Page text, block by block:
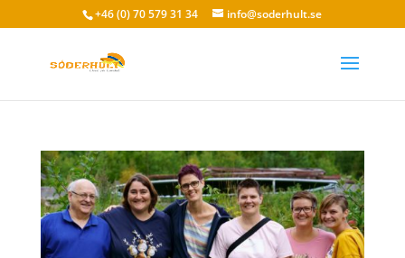
+46 (0) 70 579 31 34 info@soderhult.se